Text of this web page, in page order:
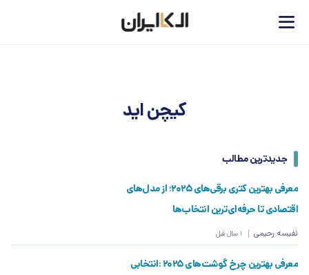
کیچن اید
جدیدترین مطالب
معرفی بهترین کتری برقی‌های 2025؛ از مدل‌های
اقتصادی تا حرفه‌ای‌ترین انتخاب‌ها
نفیسه رحیمی 1 سال قبل
معرفی بهترین چرخ گوشت‌های 2025 :انتخابی